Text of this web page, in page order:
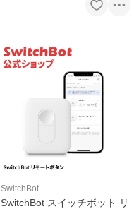
SwitchBot
SwitchBot スイッチボット リ